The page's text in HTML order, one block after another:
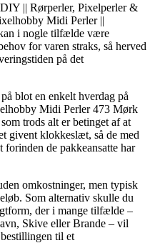
|| Rørperler, Pixelperler &
Midi Perler ||
i nogle tilfælde være
for varen straks, så herved
på det
blot en enkelt hverdag på
Midi Perler 473 Mørk
trods alt er betinget af at
givent klokkeslæt, så de med
de pakkeansatte har
omkostninger, men typisk
Som alternativ skulle du
der i mange tilfælde –
Skive eller Brande – vil
til et